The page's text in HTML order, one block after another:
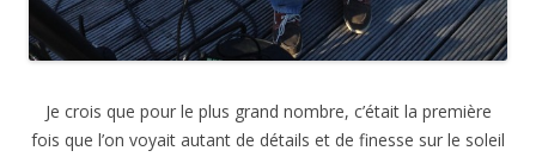
Je crois que pour le plus grand nombre, c’était la première
fois que l’on voyait autant de détails et de finesse sur le soleil